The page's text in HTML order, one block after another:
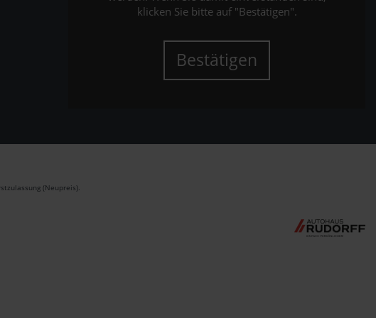
klicken Sie bitte auf "Bestätigen".
Bestätigen
(Neupreis).